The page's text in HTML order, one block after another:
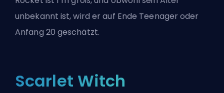
unbekannt ist, wird er auf Ende Teenager oder
Anfang 20 geschätzt.
Scarlet Witch